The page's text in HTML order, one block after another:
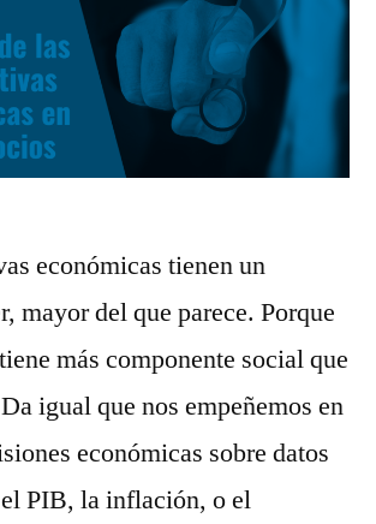
económicas tienen un
mayor del que parece. Porque
más componente social que
igual que nos empeñemos en
económicas sobre datos
PIB, la inflación, o el